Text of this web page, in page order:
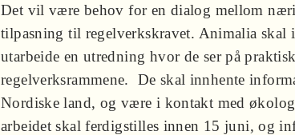
Det vil være behov for en dialog mellom
tilpasning til regelverkskravet. Animalia skal
utarbeide en utredning hvor de ser på
regelverksrammene. De skal innhente
Nordiske land, og være i kontakt med
arbeidet skal ferdigstilles innen 15 juni, og